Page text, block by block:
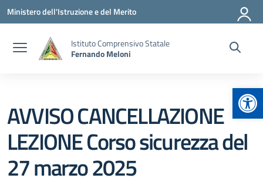
Vai ai contenuti
Vai al menu di navigazione
Vai al footer
Ministero dell'Istruzione e del Merito
Istituto Comprensivo Statale
Fernando Meloni
AVVISO CANCELLAZIONE
LEZIONE Corso sicurezza del
27 marzo 2025